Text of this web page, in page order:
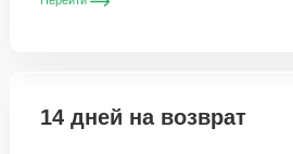
14 дней на возврат